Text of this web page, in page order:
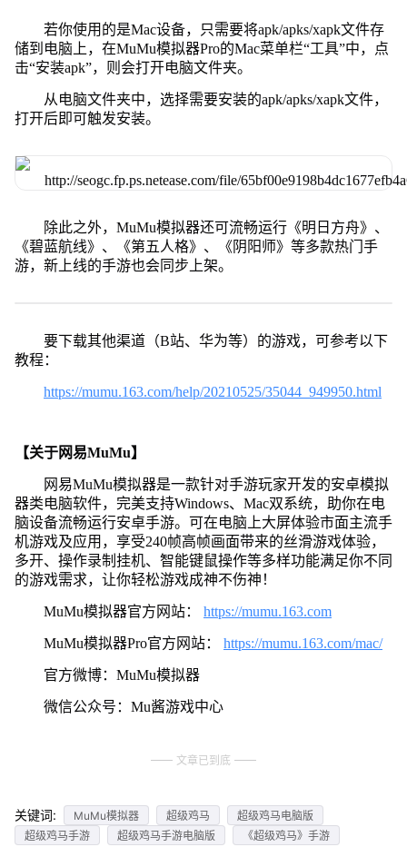
若你使用的是Mac设备，只需要将apk/apks/xapk文件存
储到电脑上，在MuMu模拟器Pro的Mac菜单栏“工具”中，点
击“安装apk”，则会打开电脑文件夹。
从电脑文件夹中，选择需要安装的apk/apks/xapk文件，
打开后即可触发安装。
除此之外，MuMu模拟器还可流畅运行《明日方舟》、
《碧蓝航线》、《第五人格》、《阴阳师》等多款热门手
游，新上线的手游也会同步上架。
要下载其他渠道（B站、华为等）的游戏，可参考以下
教程：
https://mumu.163.com/help/20210525/35044_949950.html
【关于网易MuMu】
网易MuMu模拟器是一款针对手游玩家开发的安卓模拟
器类电脑软件，完美支持Windows、Mac双系统，助你在电
脑设备流畅运行安卓手游。可在电脑上大屏体验市面主流手
机游戏及应用，享受240帧高帧画面带来的丝滑游戏体验，
多开、操作录制挂机、智能键鼠操作等多样功能满足你不同
的游戏需求，让你轻松游戏成神不伤神！
MuMu模拟器官方网站： https://mumu.163.com
MuMu模拟器Pro官方网站： https://mumu.163.com/mac/
官方微博：MuMu模拟器
微信公众号：Mu酱游戏中心
文章已到底
关键词: MuMu模拟器 超级鸡马
超级鸡马电脑版
超级鸡马手游
超级鸡马手游电脑版 《超级鸡马》手游